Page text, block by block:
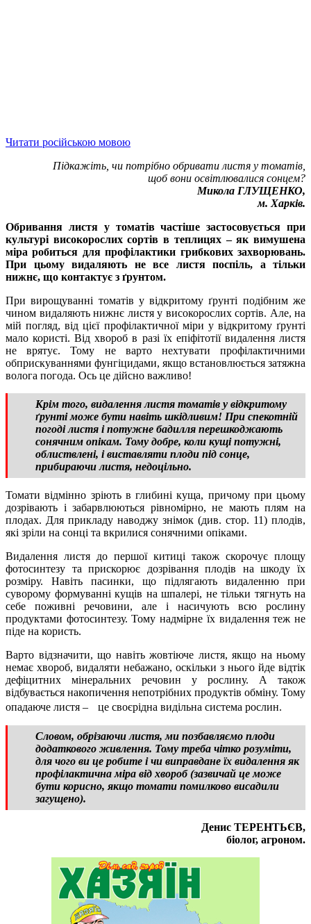
Читати російською мовою
Підкажіть, чи потрібно обривати листя у томатів,
щоб вони освітлювалися сонцем?
Микола ГЛУЩЕНКО,
м. Харків.
Обривання листя у томатів частіше застосовується при
культурі високорослих сортів в теплицях – як вимушена
міра робиться для профілактики грибкових захворювань.
При цьому видаляють не все листя поспіль, а тільки
нижнє, що контактує з ґрунтом.
При вирощуванні томатів у відкритому ґрунті подібним же
чином видаляють нижнє листя у високорослих сортів. Але, на
мій погляд, від цієї профілактичної міри у відкритому ґрунті
мало користі. Від хвороб в разі їх епіфітотії видалення листя
не врятує. Тому не варто нехтувати профілактичними
обприскуваннями фунгіцидами, якщо встановлюється затяжна
волога погода. Ось це дійсно важливо!
Крім того, видалення листя томатів у відкритому
ґрунті може бути навіть шкідливим! При спекотній
погоді листя і потужне бадилля перешкоджають
сонячним опікам. Тому добре, коли кущі потужні,
облиствлені, і виставляти плоди під сонце,
прибираючи листя, недоцільно.
Томати відмінно зріють в глибині куща, причому при цьому
дозрівають і забарвлюються рівномірно, не мають плям на
плодах. Для прикладу наводжу знімок (див. стор. 11) плодів,
які зріли на сонці та вкрилися сонячними опіками.
Видалення листя до першої китиці також скорочує площу
фотосинтезу та прискорює дозрівання плодів на шкоду їх
розміру. Навіть пасинки, що підлягають видаленню при
суворому формуванні кущів на шпалері, не тільки тягнуть на
себе поживні речовини, але і насичують всю рослину
продуктами фотосинтезу. Тому надмірне їх видалення теж не
піде на користь.
Варто відзначити, що навіть жовтіюче листя, якщо на ньому
немає хвороб, видаляти небажано, оскільки з нього йде відтік
дефіцитних мінеральних речовин у рослину. А також
відбувається накопичення непотрібних продуктів обміну. Тому
опадаюче листя – це своєрідна видільна система рослин.
Словом, обрізаючи листя, ми позбавляємо плоди
додаткового живлення. Тому треба чітко розуміти,
для чого ви це робите і чи виправдане їх видалення як
профілактична міра від хвороб (зазвичай це може
бути корисно, якщо томати помилково висадили
загущено).
Денис ТЕРЕНТЬЄВ,
біолог, агроном.